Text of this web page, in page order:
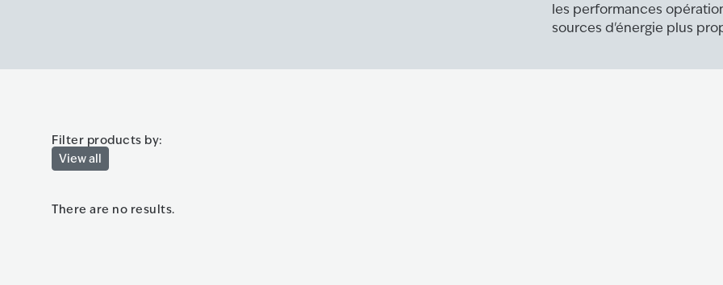
les performances
sources d'énergie plus
Filter products by:
View all
There are no results.